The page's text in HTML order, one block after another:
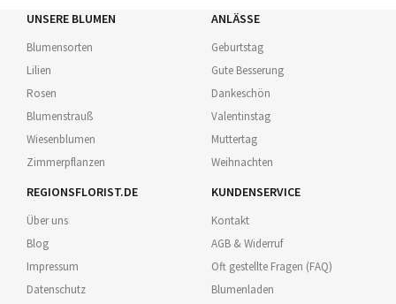
UNSERE BLUMEN
Blumensorten
Lilien
Rosen
Blumenstrauß
Wiesenblumen
Zimmerpflanzen
ANLÄSSE
Geburtstag
Gute Besserung
Dankeschön
Valentinstag
Muttertag
Weihnachten
REGIONSFLORIST.DE
Über uns
Blog
Impressum
Datenschutz
KUNDENSERVICE
Kontakt
AGB & Widerruf
Oft gestellte Fragen (FAQ)
Blumenladen